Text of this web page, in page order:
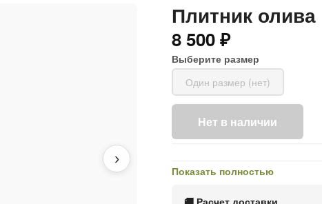
›
Плитник олива
8 500 ₽
Выберите размер
Один размер (нет)
Нет в наличии
Показать полностью